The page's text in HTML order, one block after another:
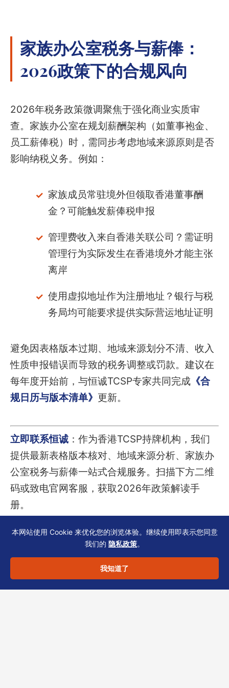
家族办公室税务与薪俸：
2026政策下的合规风向
2026年税务政策微调聚焦于强化商业实质审
查。家族办公室在规划薪酬架构（如董事袍金、
员工薪俸税）时，需同步考虑地域来源原则是否
影响纳税义务。例如：
家族成员常驻境外但领取香港董事酬
金？可能触发薪俸税申报
管理费收入来自香港关联公司？需证明
管理行为实际发生在香港境外才能主张
离岸
使用虚拟地址作为注册地址？银行与税
务局均可能要求提供实际营运地址证明
避免因表格版本过期、地域来源划分不清、收入
性质申报错误而导致的税务调整或罚款。建议在
每年度开始前，与恒诚TCSP专家共同完成 《合
规日历与版本清单》 更新。
立即联系恒诚 ：作为香港TCSP持牌机构，我们
提供最新表格版本核对、地域来源分析、家族办
公室税务与薪俸一站式合规服务。扫描下方二维
码或致电官网客服，获取2026年政策解读手
册。
合规声明：以上内容仅供一般参考，不构成法律
或税务建议。具体方案应基于贵家族办公室的实
际股权结构、交易模式及行业背景，咨询持牌专
业人士。
本网站使用 Cookie 来优化您的浏览体验。继续使用即表示您同意
我们的 隐私政策。
我知道了